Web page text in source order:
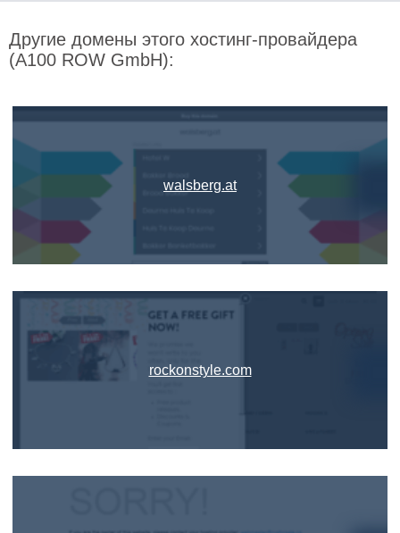
Другие домены этого хостинг-провайдера
(A100 ROW GmbH):
walsberg.at
rockonstyle.com